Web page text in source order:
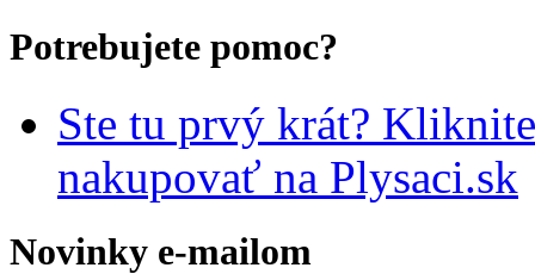
Potrebujete pomoc?
Ste tu prvý krát?
nakupovať na Plysaci.sk
Novinky e-mailom